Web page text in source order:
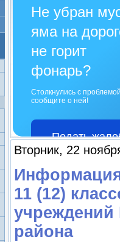
Не убран
яма на
не горит
фонарь?
Столкнулись с
сообщите о ней!
Подать
Вторник, 22
Информация
11 (12)
учреждений
района